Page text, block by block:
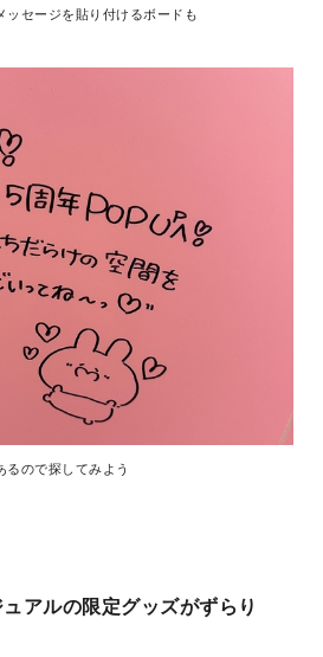
ッセージを貼り付けるボードも
ので探してみよう
アルの限定グッズがずらり